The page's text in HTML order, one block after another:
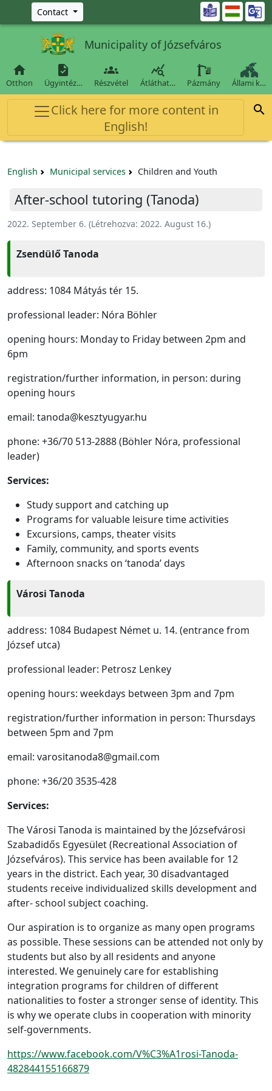
Ugrás a fő tartalomra
Contact 
Municipality of Józsefváros

Otthon

Ügyintéz…

Részvétel

Átláthat… Pázmány Állami k…
Click here for more content in
English!

English Municipal services Children and Youth
After-school tutoring (Tanoda)
2022. September 6. (Létrehozva: 2022. August 16.)
Zsendülő Tanoda
address: 1084 Mátyás tér 15.
professional leader: Nóra Böhler
opening hours: Monday to Friday between 2pm and
6pm
registration/further information, in person: during
opening hours
email: tanoda@kesztyugyar.hu
phone: +36/70 513-2888 (Böhler Nóra, professional
leader)
Services:
Study support and catching up
Programs for valuable leisure time activities
Excursions, camps, theater visits
Family, community, and sports events
Afternoon snacks on ‘tanoda’ days
Városi Tanoda
address: 1084 Budapest Német u. 14. (entrance from
József utca)
professional leader: Petrosz Lenkey
opening hours: weekdays between 3pm and 7pm
registration/further information in person: Thursdays
between 5pm and 7pm
email: varositanoda8@gmail.com
phone: +36/20 3535-428
Services:
The Városi Tanoda is maintained by the Józsefvárosi
Szabadidős Egyesület (Recreational Association of
Józsefváros). This service has been available for 12
years in the district. Each year, 30 disadvantaged
students receive individualized skills development and
after- school subject coaching.
Our aspiration is to organize as many open programs
as possible. These sessions can be attended not only by
students but also by all residents and anyone
interested. We genuinely care for establishing
integration programs for children of different
nationalities to foster a stronger sense of identity. This
is why we operate clubs in cooperation with minority
self-governments.
https://www.facebook.com/V%C3%A1rosi-Tanoda-
482844155166879